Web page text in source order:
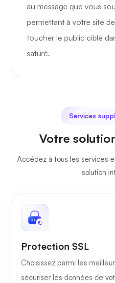
au message que vous
permettant à votre site
toucher le public ciblé
saturé.
Services
Votre
Accédez à tous les services
solution
Protection SSL
Choisissez parmi les
sécuriser les données de